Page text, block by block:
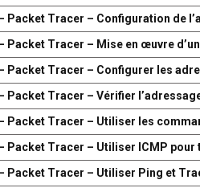
Packet Tracer – Configuration de
Packet Tracer – Mise en œuvre
Packet Tracer – Configurer les
Packet Tracer – Vérifier
Packet Tracer – Utiliser les
Packet Tracer – Utiliser ICMP
Packet Tracer – Utiliser Ping et